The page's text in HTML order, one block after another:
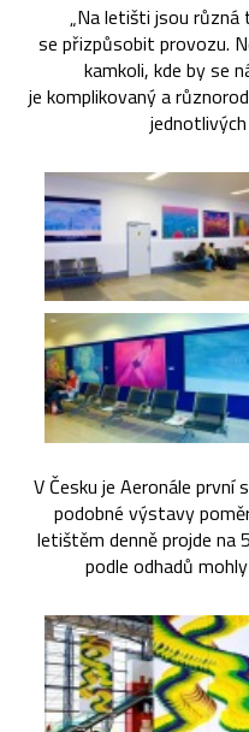
„Na letišti jsou různá
se přizpůsobit provozu.
kamkoli, kde by se
je komplikovaný a
V Česku je Aeronále první
podobné výstavy
letištěm denně projde na
podle odhadů